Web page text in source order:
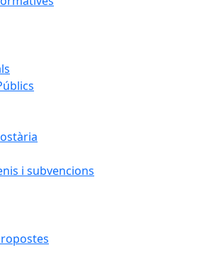
i subvencions